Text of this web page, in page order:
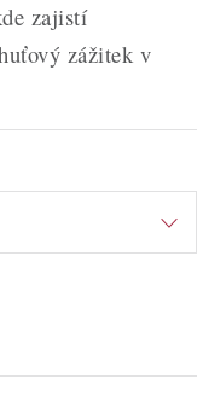
zajistí
zážitek v